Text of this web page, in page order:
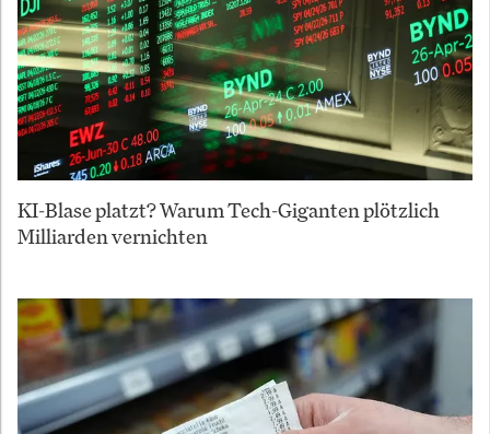
KI-Blase platzt? Warum Tech-Giganten plötzlich
Milliarden vernichten